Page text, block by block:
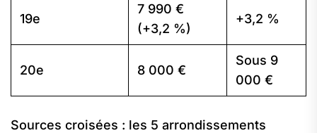
19e
7 990 €
(+3,2 %)
+3,2 %
20e 8 000 €
Sous 9
000 €
Sources croisées : les 5 arrondissements